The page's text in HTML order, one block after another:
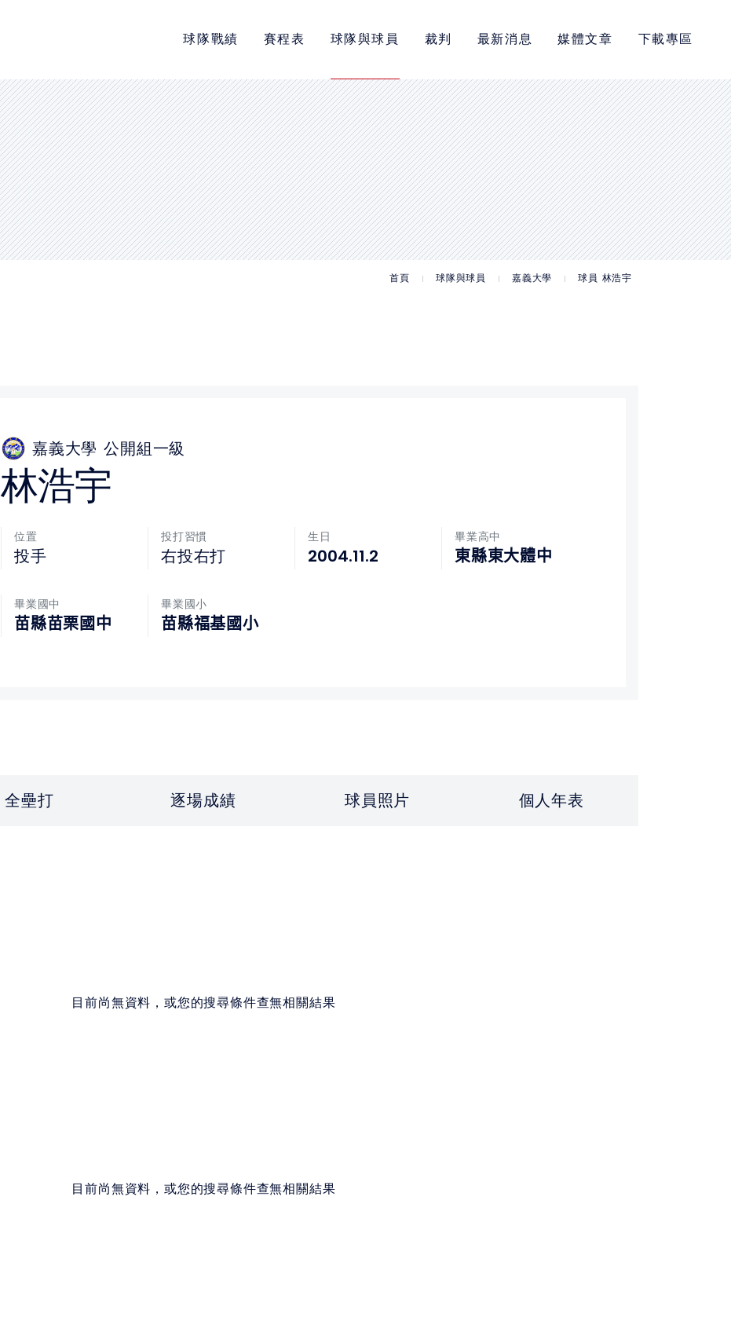
球隊戰績 賽程表 球隊與球員 裁判 最新消息 媒體文章 下載專區
隱私權政策
網站使用條款
LINK
教育部體育署
中華民國大專院校體育總會
首頁 球隊與球員 嘉義大學 球員 林浩宇
嘉義大學 公開組一級
林浩宇
位置
投手
投打習慣
右投右打
生日
2004.11.2
畢業高中
東縣東大體中
畢業國中
苗縣苗栗國中
畢業國小
苗縣福基國小
全壘打 逐場成績 球員照片 個人年表
目前尚無資料，或您的搜尋條件查無相關結果
目前尚無資料，或您的搜尋條件查無相關結果